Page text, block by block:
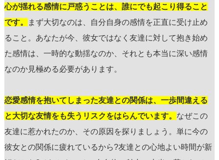
心が揺れる感情に戸惑うことは、誰にでも起こり得ること
です。
まず大切なのは、自分自身の感情を正直に受け止め
ること。あなたが今、彼女ではなく友達に対して抱き始め
た感情は、一時的な動揺なのか、それとも本当に深い感情
なのか見極める必要があります。
恋愛感情を抱いてしまった友達との関係は、一歩間違える
と大切な友情をも失うリスクをはらんでいます。 なぜこの
友達に惹かれたのか、その原因を探りましょう。単に今の
彼女との関係に疲れているから?友達との心地よい時間が新